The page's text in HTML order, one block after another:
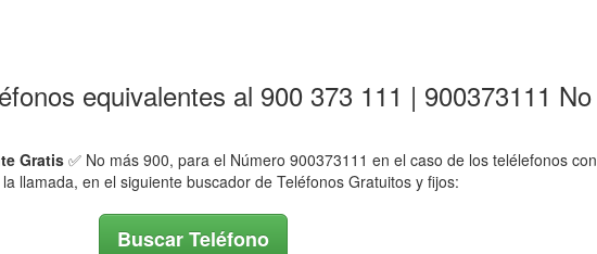
equivalentes al 900 373 111 | 900373111 No
Gratis✅ No más 900, para el Número 900373111 en el caso de los telélefonos con
llamada, en el siguiente buscador de Teléfonos Gratuitos y fijos:
Buscar Teléfono